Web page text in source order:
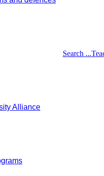
Alliance
Search ...